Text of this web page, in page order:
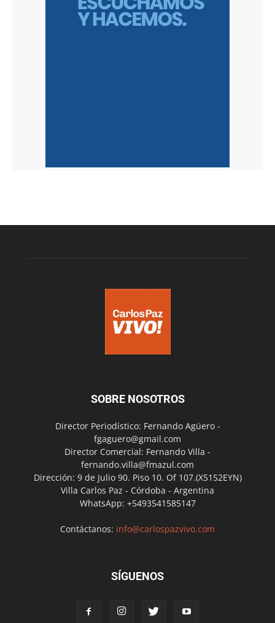
SOBRE NOSOTROS
Director Periodístico: Fernando Agüero -
fgaguero@gmail.com
Director Comercial: Fernando Villa -
fernando.villa@fmazul.com
Dirección: 9 de Julio 90. Piso 10. Of 107.(X5152EYN)
Villa Carlos Paz - Córdoba - Argentina
WhatsApp: +5493541585147
Contáctanos: info@carlospazvivo.com
SÍGUENOS